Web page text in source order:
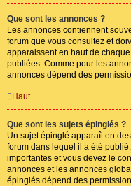
Que sont les annonces ?
Les annonces contiennent
forum que vous consultez et
apparaissent en haut de
publiées. Comme pour les
annonces dépend des
Haut
Que sont les sujets épinglés ?
Un sujet épinglé apparaît en
forum dans lequel il a été
importantes et vous devez le
annonces et les annonces
épinglés dépend des